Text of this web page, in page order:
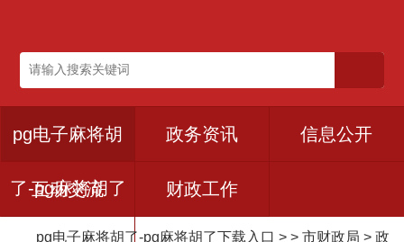
pg电子麻将胡
了-pg麻将胡了
政务资讯 信息公开
互动交流 财政工作
pg电子麻将胡了-pg麻将胡了下载入口 > > 市财政局 > 政